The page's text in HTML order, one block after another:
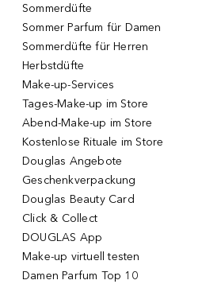
Sommerdüfte
Sommer Parfum für Damen
Sommerdüfte für Herren
Herbstdüfte
Make-up-Services
Tages-Make-up im Store
Abend-Make-up im Store
Kostenlose Rituale im Store
Douglas Angebote
Geschenkverpackung
Douglas Beauty Card
Click & Collect
DOUGLAS App
Make-up virtuell testen
Damen Parfum Top 10